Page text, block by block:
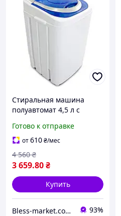
Стиральная машина
полуавтомат 4,5 л с
PRIME Technics PWA451SB
центрифуга таймер
однобак
Готово к отправке
от610₴/мес
3 659.80₴
4 560 ₴
Купить
Bless-market.com.ua 93%